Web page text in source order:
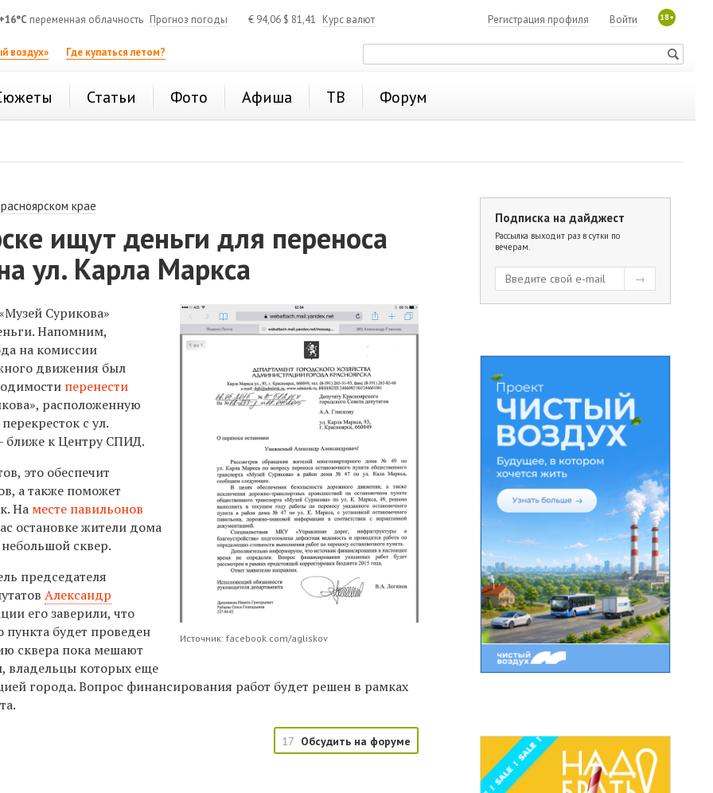
переменная облачность Прогноз погоды € 94,06 $ 81,41 Курс валют 18+
Войти
Регистрация профиля
воздух» Где купаться летом?
Статьи Фото Афиша ТВ Форум
крае
ищут деньги для переноса
ул. Карла Маркса
Источник: facebook.com/agliskov
Сурикова»
Напомним,
на комиссии
движения был
перенести
расположенную
с ул.
к Центру СПИД.
это обеспечит
а также поможет
На месте павильонов
остановке жители дома
сквер.
председателя
Александр
его заверили, что
пункта будет проведен
сквера пока мешают
владельцы которых еще
города. Вопрос финансирования работ будет решен в рамках
17 Обсудить на форуме
Подписка на дайджест
Рассылка выходит раз в сутки по
вечерам.